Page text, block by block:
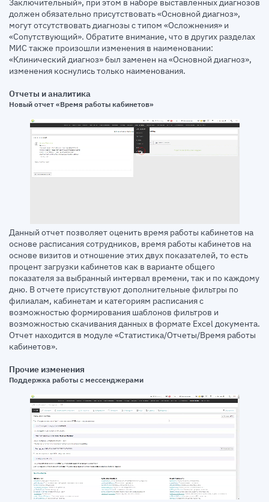
Заключительный», при этом в наборе выставленных диагнозов
должен обязательно присутствовать «Основной диагноз»,
могут отсутствовать диагнозы с типом «Осложнения» и
«Сопутствующий». Обратите внимание, что в других разделах
МИС также произошли изменения в наименовании:
«Клинический диагноз» был заменен на «Основной диагноз»,
изменения коснулись только наименования.
Отчеты и аналитика
Новый отчет «Время работы кабинетов»
Данный отчет позволяет оценить время работы кабинетов на
основе расписания сотрудников, время работы кабинетов на
основе визитов и отношение этих двух показателей, то есть
процент загрузки кабинетов как в варианте общего
показателя за выбранный интервал времени, так и по каждому
дню. В отчете присутствуют дополнительные фильтры по
филиалам, кабинетам и категориям расписания с
возможностью формирования шаблонов фильтров и
возможностью скачивания данных в формате Excel документа.
Отчет находится в модуле «Статистика/Отчеты/Время работы
кабинетов».
Прочие изменения
Поддержка работы с мессенджерами